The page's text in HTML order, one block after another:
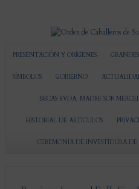
PRESENTACIÓN Y ORÍGENES
SÍMBOLOS GOBIERNO
BECAS RVDA. MADRE SOR
HISTORIAL DE ARTICULOS
CEREMONIA DE INVESTIDURA